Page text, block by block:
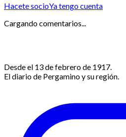
Hacete socioYa tengo cuenta
Cargando comentarios...
Desde el 13 de febrero de 1917.
El diario de Pergamino y su región.